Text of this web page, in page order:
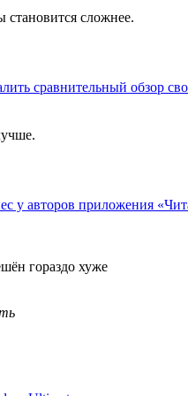
становится сложнее.
сравнительный обзор
у авторов приложения
гораздо хуже